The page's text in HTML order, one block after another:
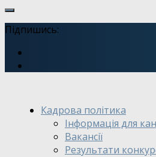
Підпишись:
Кадрова політика
Інформація для
Вакансії
Результати